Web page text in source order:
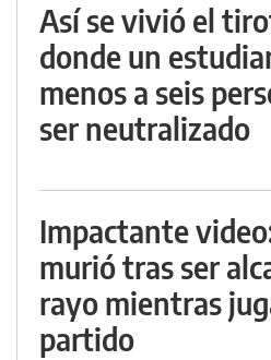
Así se vivió el
donde un
menos a seis
ser neutralizado
Impactante
murió tras ser
rayo mientras
partido